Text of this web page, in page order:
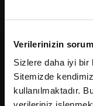
Verilerinizin
Sizlere daha iyi bir
Sitemizde
kullanılmaktadır.
2026Fikriyat. Tüm